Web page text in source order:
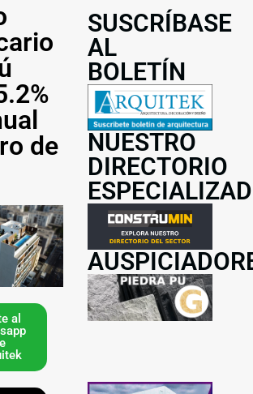
de
al
SUSCRÍBASE
AL
BOLETÍN
NUESTRO
DIRECTORIO